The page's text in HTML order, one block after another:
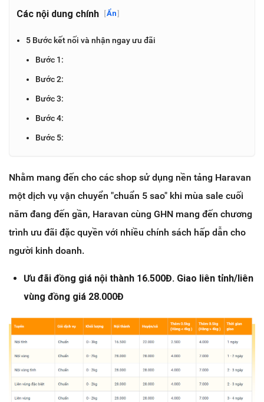
Các nội dung chính [Ẩn]
5 Bước kết nối và nhận ngay ưu đãi
Bước 1:
Bước 2:
Bước 3:
Bước 4:
Bước 5:
Nhằm mang đến cho các shop sử dụng nền tảng Haravan
một dịch vụ vận chuyển "chuẩn 5 sao" khi mùa sale cuối
năm đang đến gần, Haravan cùng GHN mang đến chương
trình ưu đãi đặc quyền với nhiều chính sách hấp dẫn cho
người kinh doanh.
Ưu đãi đồng giá nội thành 16.500Đ. Giao liên tỉnh/liên
vùng đồng giá 28.000Đ